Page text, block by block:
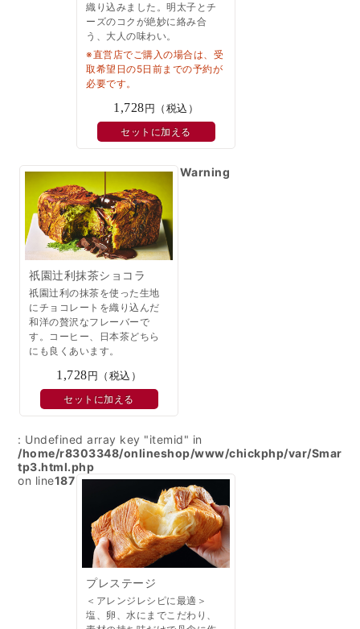
織り込みました。明太子とチ
ーズのコクが絶妙に絡み合
う、大人の味わい。
※直営店でご購入の場合は、受
取希望日の5日前までの予約が
必要です。
1,728 円（税込）
セットに加える
祇園辻利抹茶ショコラ
祇園辻利の抹茶を使った生地
にチョコレートを織り込んだ
和洋の贅沢なフレーバーで
す。コーヒー、日本茶どちら
にも良くあいます。
1,728 円（税込）
セットに加える
Warning
: Undefined array key "itemid" in
/home/r8303348/onlineshop/www/chickphp/var/Smarty/
tp3.html.php
on line187
プレステージ
＜アレンジレシピに最適＞
塩、卵、水にまでこだわり、